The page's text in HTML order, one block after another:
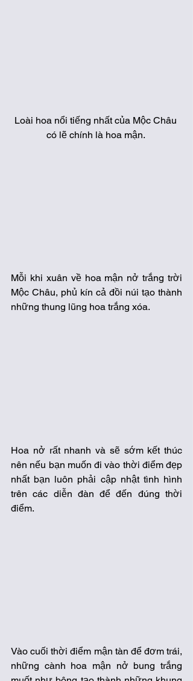
Loài hoa nổi tiếng nhất của Mộc Châu
có lẽ chính là hoa mận.
Mỗi khi xuân về hoa mận nở trắng trời
Mộc Châu, phủ kín cả đồi núi tạo thành
những thung lũng hoa trắng xóa.
Hoa nở rất nhanh và sẽ sớm kết thúc
nên nếu bạn muốn đi vào thời điểm đẹp
nhất bạn luôn phải cập nhật tình hình
trên các diễn đàn để đến đúng thời
điểm.
Vào cuối thời điểm mận tàn để đơm trái,
những cành hoa mận nở bung trắng